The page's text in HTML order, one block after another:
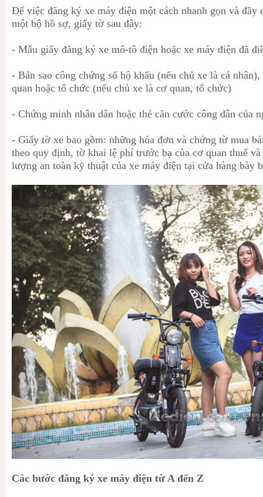
Để việc đăng ký xe máy điện một cách nhanh gọn và đầy
một bộ hồ sợ, giấy tờ sau đây:
- Mẫu giấy đăng ký xe mô-tô điện hoặc xe máy điện đã
- Bản sao công chứng sổ hộ khẩu (nếu chủ xe là cá
quan hoặc tổ chức (nếu chủ xe là cơ quan, tổ chức)
- Chứng minh nhân dân hoặc thẻ căn cước công dân của
- Giấy tờ xe bao gồm: những hóa đơn và chứng từ mua
theo quy định, tờ khai lệ phí trước bạ của cơ quan thuế
lượng an toàn kỹ thuật của xe máy điện tại cửa hàng bày
Các bước đăng ký xe máy điện từ A đến Z